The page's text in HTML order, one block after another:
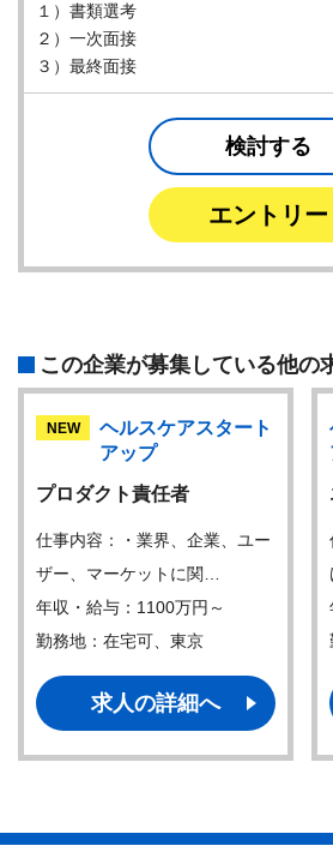
１）書類選考
２）一次面接
３）最終面接
検討する
エントリー
この企業が募集している他の
NEW
ヘルスケアスタート
アップ
プロダクト責任者
仕事内容：・業界、企業、ユー
ザー、マーケットに関…
年収・給与：1100万円～
勤務地：在宅可、東京
求人の詳細へ